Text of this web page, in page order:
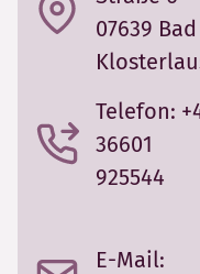
07639 Bad
Telefon:
36601
925544
E-Mail: